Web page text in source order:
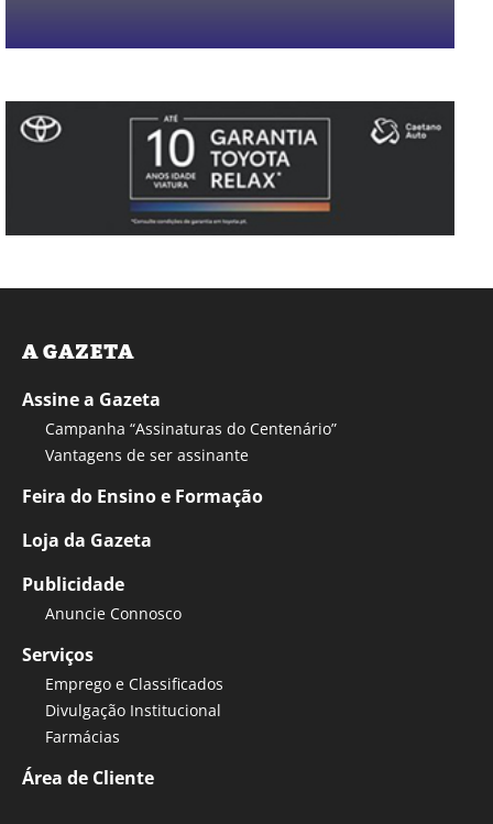
A GAZETA
Assine a Gazeta
Campanha “Assinaturas do Centenário”
Vantagens de ser assinante
Feira do Ensino e Formação
Loja da Gazeta
Publicidade
Anuncie Connosco
Serviços
Emprego e Classificados
Divulgação Institucional
Farmácias
Área de Cliente